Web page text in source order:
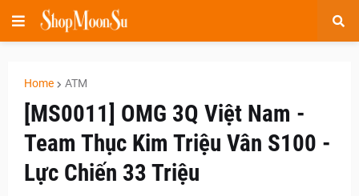
Home ATM
[MS0011] OMG 3Q Việt Nam -
Team Thục Kim Triệu Vân S100 -
Lực Chiến 33 Triệu